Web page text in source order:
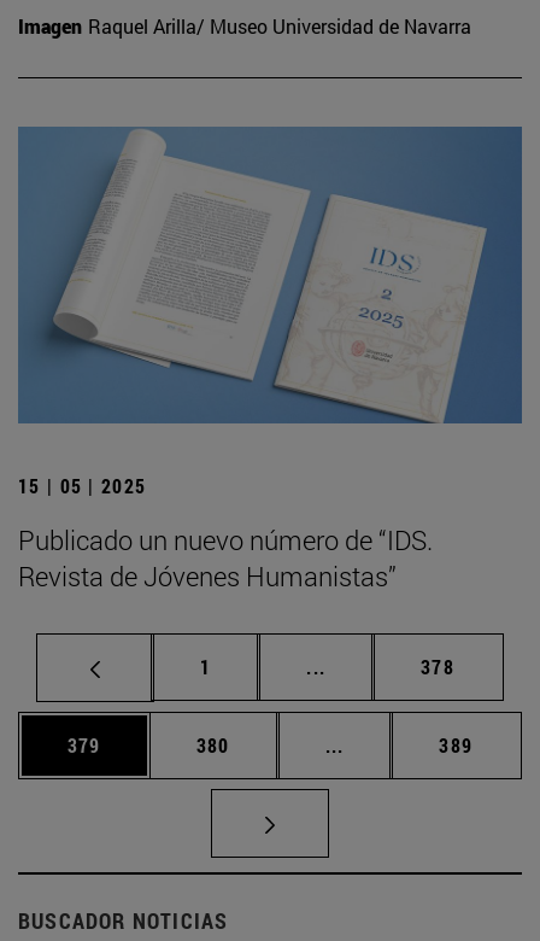
Imagen Raquel Arilla/ Museo Universidad de Navarra
15 | 05 | 2025
Publicado un nuevo número de “IDS.
Revista de Jóvenes Humanistas”
Página
1 ... Páginas intermedias
Página
378
Página
379 Página
380 ... Páginas intermedias
Página
389
BUSCADOR NOTICIAS